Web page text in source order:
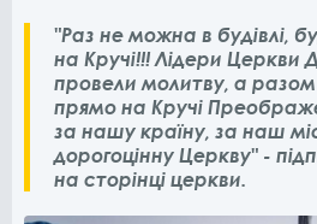
"Раз не можна в будівлі,
на Кручі!!! Лідери Церкви
провели молитву, а
прямо на Кручі
за нашу країну, за наш
дорогоцінну Церкву" -
на сторінці церкви.